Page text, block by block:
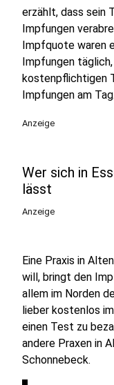
erzählt, dass sein
Impfungen
Impfquote waren
Impfungen
kostenpflichtigen
Impfungen am Tag.
Anzeige
Wer sich in
lässt
Anzeige
Eine Praxis in
will, bringt den
allem im Norden
lieber kostenlos
einen Test zu
andere Praxen in
Schonnebeck.